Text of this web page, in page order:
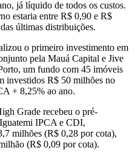
já líquido de todos os custos.
estaria entre R$ 0,90 e R$
últimas distribuições.
o primeiro investimento em
pela Mauá Capital e Jive
um fundo com 45 imóveis
investidos R$ 50 milhões no
+ 8,25% ao ano.
Grade recebeu o pré-
IPCA e CDI,
milhões (R$ 0,28 por cota),
(R$ 0,09 por cota).